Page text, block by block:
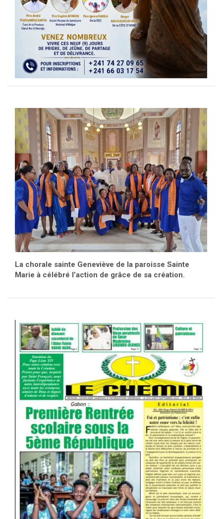
La chorale sainte Geneviève de la paroisse Sainte
Marie à célébré l’action de grâce de sa création.